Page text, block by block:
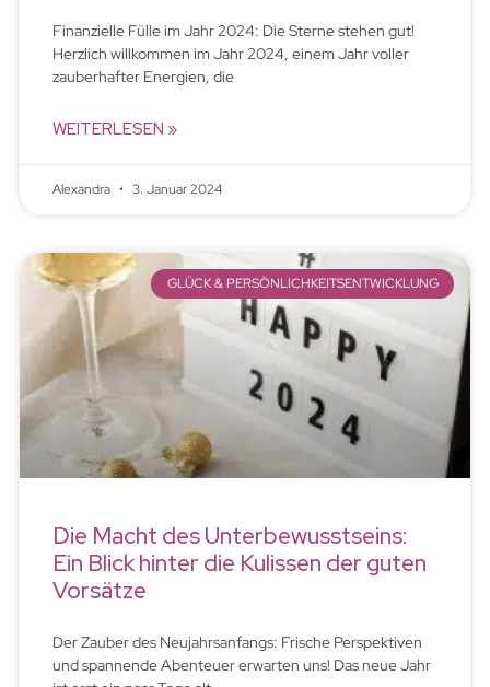
Finanzielle Fülle im Jahr 2024: Die Sterne stehen gut!
Herzlich willkommen im Jahr 2024, einem Jahr voller
zauberhafter Energien, die
WEITERLESEN »
Alexandra 3. Januar 2024
GLÜCK & PERSÖNLICHKEITSENTWICKLUNG
Die Macht des Unterbewusstseins:
Ein Blick hinter die Kulissen der guten
Vorsätze
Der Zauber des Neujahrsanfangs: Frische Perspektiven
und spannende Abenteuer erwarten uns! Das neue Jahr